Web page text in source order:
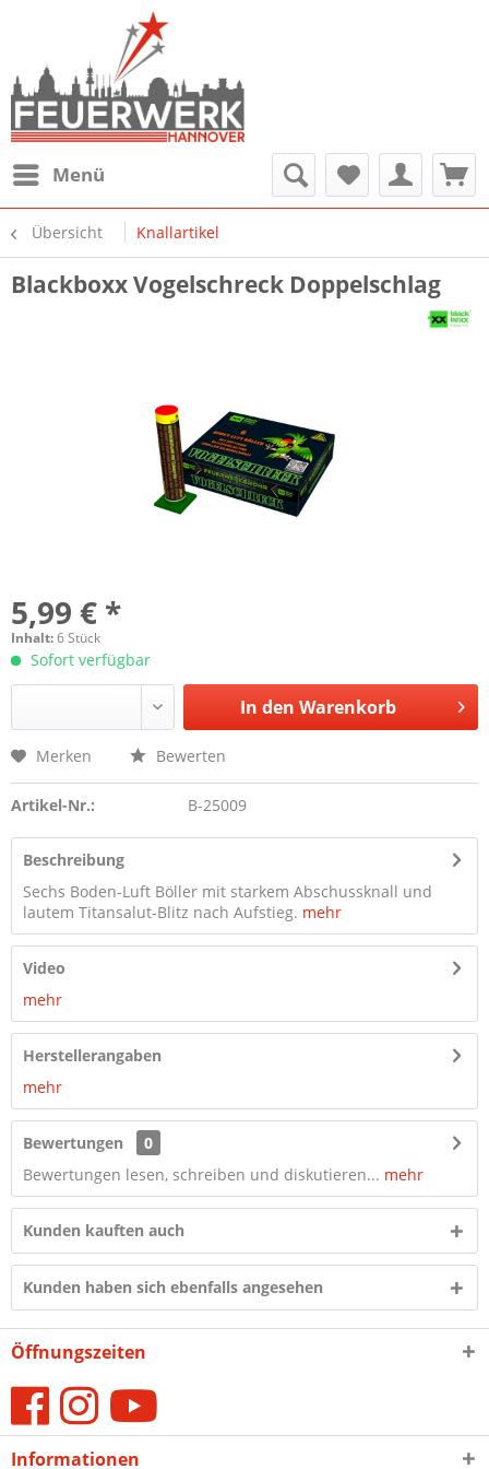
Menü
Übersicht Knallartikel
Blackboxx Vogelschreck Doppelschlag
5,99 € *
Inhalt:6 Stück
Sofort verfügbar
In den Warenkorb
Merken Bewerten
Artikel-Nr.: B-25009
Beschreibung
Sechs Boden-Luft Böller mit starkem Abschussknall und
lautem Titansalut-Blitz nach Aufstieg. mehr
Video
mehr
Herstellerangaben
mehr
Bewertungen
0
Bewertungen lesen, schreiben und diskutieren... mehr
Kunden kauften auch
Kunden haben sich ebenfalls angesehen
Öffnungszeiten
Informationen